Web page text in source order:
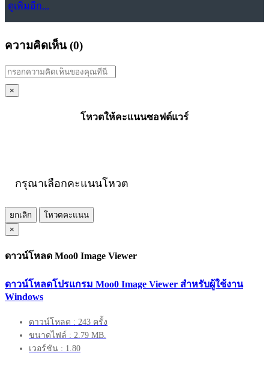
ดูเพิ่มอีก...
ความคิดเห็น (0)
×
โหวตให้คะแนนซอฟต์แวร์
กรุณาเลือกคะแนนโหวต
ยกเลิก
โหวตคะแนน
×
ดาวน์โหลด Moo0 Image Viewer
ดาวน์โหลดโปรแกรม Moo0 Image Viewer สำหรับผู้ใช้งาน
Windows
ดาวน์โหลด : 243 ครั้ง
ขนาดไฟล์ : 2.79 MB.
เวอร์ชัน : 1.80